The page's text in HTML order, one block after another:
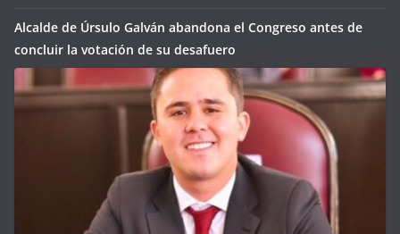
Alcalde de Úrsulo Galván abandona el Congreso antes de
concluir la votación de su desafuero